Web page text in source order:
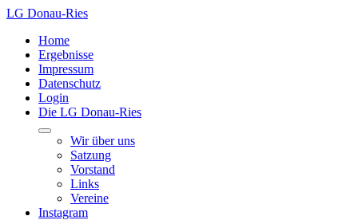
LG Donau-Ries
Home
Ergebnisse
Impressum
Datenschutz
Login
Die LG Donau-Ries
Wir über uns
Satzung
Vorstand
Links
Vereine
Instagram